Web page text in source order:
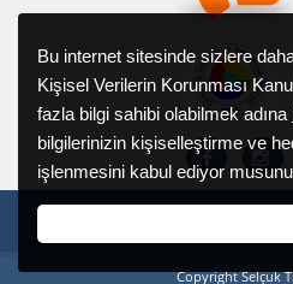
İsabey Mh.
Copyright Selçuk
Bu internet sitesinde sizlere
Kişisel Verilerin Korunması
fazla bilgi sahibi olabilmek adına
bilgilerinizin kişiselleştirme ve
işlenmesini kabul ediyor